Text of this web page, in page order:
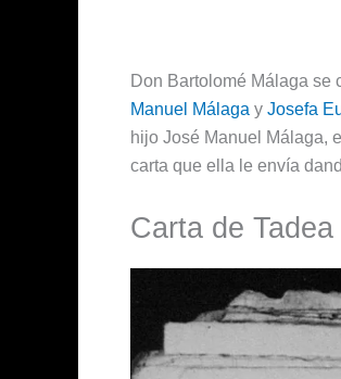
Don Bartolomé Málaga se
Manuel Málaga y Josefa
hijo José Manuel Málaga,
carta que ella le envía
Carta de